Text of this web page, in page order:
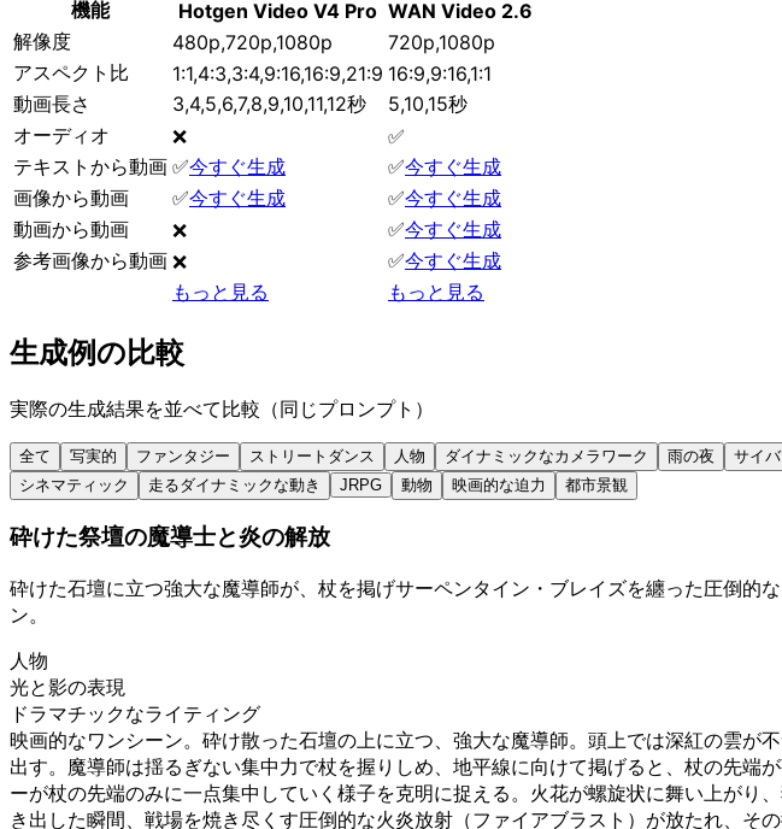
機能 Hotgen Video V4 Pro WAN Video 2.6
解像度
480p,720p,1080p
720p,1080p
アスペクト比
1:1,4:3,3:4,9:16,16:9,21:9 16:9,9:16,1:1
動画長さ
3,4,5,6,7,8,9,10,11,12秒
5,10,15秒
オーディオ
❌
✅
テキストから動画 ✅今すぐ生成 ✅今すぐ生成
画像から動画
✅今すぐ生成 ✅今すぐ生成
動画から動画
❌ ✅今すぐ生成
参考画像から動画 ❌ ✅今すぐ生成
もっと見る
もっと見る
生成例の比較
実際の生成結果を並べて比較（同じプロンプト）
全て 写実的 ファンタジー ストリートダンス 人物 ダイナミックなカメラワーク 雨の夜 サイ
シネマティック
走るダイナミックな動き JRPG 動物 映画的な迫力 都市景観
砕けた祭壇の魔導士と炎の解放
砕けた石壇に立つ強大な魔導師が、杖を掲げサーペンタイン・ブレイズを纏った圧倒
ン。
人物
光と影の表現
ドラマチックなライティング
映画的なワンシーン。砕け散った石壇の上に立つ、強大な魔導師。頭上では深紅の雲
出す。魔導師は揺るぎない集中力で杖を握りしめ、地平線に向けて掲げると、杖の先
ーが杖の先端のみに一点集中していく様子を克明に捉える。火花が螺旋状に舞い上が
き出した瞬間、戦場を焼き尽くす圧倒的な火炎放射（ファイアブラスト）が放たれ、